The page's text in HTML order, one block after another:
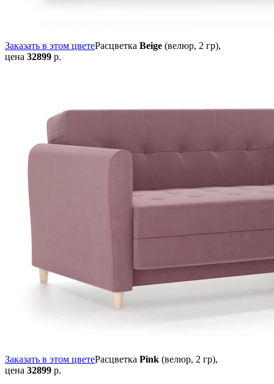
Заказать в этом цветеРасцветка Beige (велюр, 2 гр),
цена 32899 р.
Заказать в этом цветеРасцветка Pink (велюр, 2 гр),
цена 32899 р.